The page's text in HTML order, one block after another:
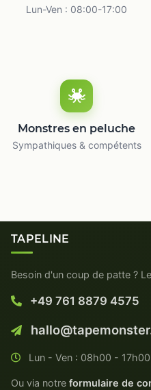
Lun-Ven : 08:00-17:00
Monstres en peluche
Sympathiques & compétents
TAPELINE
Besoin d'un coup de patte ?
+49 761 8879 4575
Lun - Ven : 08h00 - 17h00
Ou via notre formulaire de